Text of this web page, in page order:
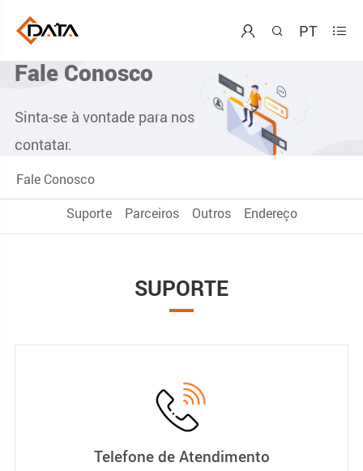
  PT 
Fale Conosco
Sinta-se à vontade para nos
contatar.
Fale Conosco
Suporte
Parceiros Outros Endereço
SUPORTE
Telefone de Atendimento